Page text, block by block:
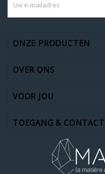
ONZE PRODUCTEN
OVER ONS
VOOR JOU
TOEGANG & CONTACT